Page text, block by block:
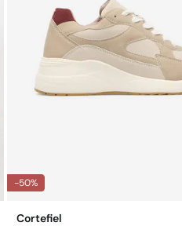
-50%
Cortefiel